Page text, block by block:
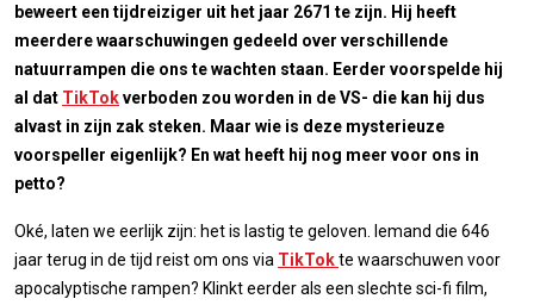
beweert een tijdreiziger uit het jaar 2671 te zijn. Hij heeft
meerdere waarschuwingen gedeeld over verschillende
natuurrampen die ons te wachten staan. Eerder voorspelde hij
al dat TikTokverboden zou worden in de VS- die kan hij dus
alvast in zijn zak steken. Maar wie is deze mysterieuze
voorspeller eigenlijk? En wat heeft hij nog meer voor ons in
petto?
Oké, laten we eerlijk zijn: het is lastig te geloven. Iemand die 646
jaar terug in de tijd reist om ons via TikTokte waarschuwen voor
apocalyptische rampen? Klinkt eerder als een slechte sci-fi film,